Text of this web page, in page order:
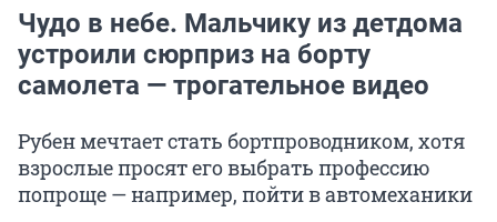
Чудо в небе. Мальчику из детдома
устроили сюрприз на борту
самолета — трогательное видео
Рубен мечтает стать бортпроводником, хотя
взрослые просят его выбрать профессию
попроще — например, пойти в автомеханики